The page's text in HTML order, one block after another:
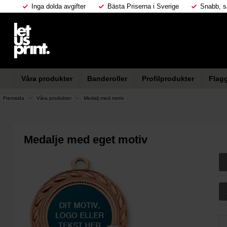
Inga dolda avgifter Bästa Priserna i Sverige Snabb,
Våra produkter Banderoller Profilprodukter
Fremsida Våra produkter Medalj med motiv
Medalje med eget motiv